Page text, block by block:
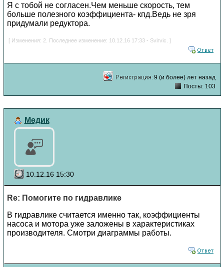
Я с тобой не согласен.Чем меньше скорость, тем
больше полезного коэффициента- кпд.Ведь не зря
придумали редуктора.
[ Изменения: 2. Последнее изменение: 10.12.16 17:33 - Svirvic. ]
9 (и более) лет назад
Посты: 103
Медик
10.12.16 15:30
Re: Помогите по гидравлике
В гидравлике считается именно так, коэффициенты
насоса и мотора уже заложены в характеристиках
производителя. Смотри диаграммы работы.